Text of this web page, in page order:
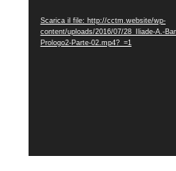
Scarica il file: http://cctm.website/wp-
content/uploads/2016/07/28_Iliade-A.-
Prologo2-Parte-02.mp4?_=1